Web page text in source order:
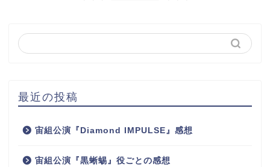
最近の投稿
宙組公演『Diamond IMPULSE』感想
宙組公演『黒蜥蜴』役ごとの感想